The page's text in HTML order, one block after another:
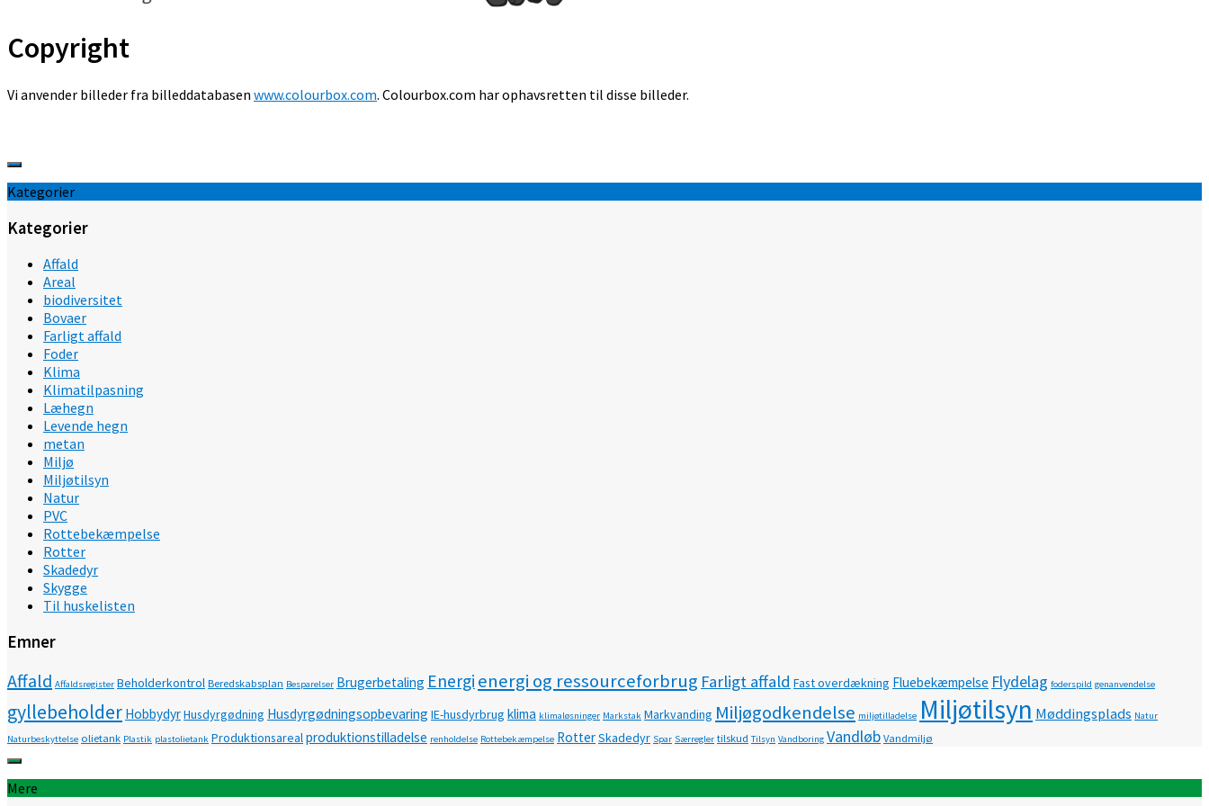
Copyright
Vi anvender billeder fra billeddatabasen www.colourbox.com. Colourbox.com har ophavsretten til disse billeder.
Kategorier
Kategorier
Affald
Areal
biodiversitet
Bovaer
Farligt affald
Foder
Klima
Klimatilpasning
Læhegn
Levende hegn
metan
Miljø
Miljøtilsyn
Natur
PVC
Rottebekæmpelse
Rotter
Skadedyr
Skygge
Til huskelisten
Emner
Affald Affaldsregister Beholderkontrol Beredskabsplan Besparelser Brugerbetaling Energi energi og ressourceforbrug Farligt affald Fast overdækning Fluebekæmpelse Flydelag foderspild genanvendelse
gyllebeholder HobbydyrHusdyrgødning Husdyrgødningsopbevaring IE-husdyrbrug klima klimaløsninger Markstak Markvanding Miljøgodkendelse miljøtilladelse Miljøtilsyn Møddingsplads Natur
Naturbeskyttelse olietank Plastik plastolietank Produktionsarealproduktionstilladelse renholdelse Rottebekæmpelse RotterSkadedyr Spar Særregler tilskud Tilsyn Vandboring Vandløb Vandmiljø
Mere